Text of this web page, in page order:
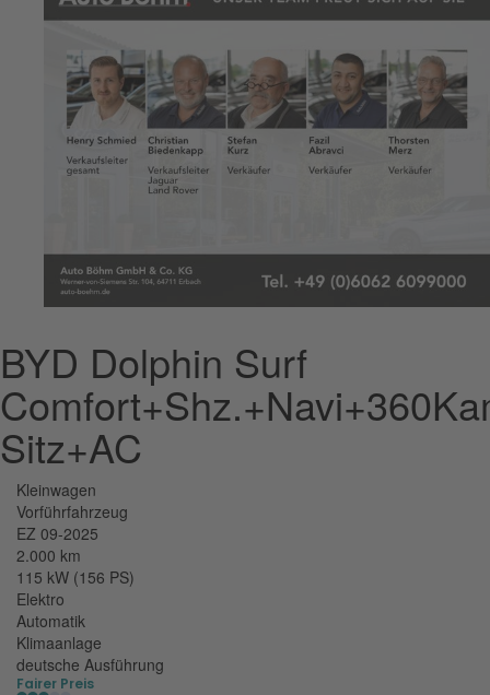
BYD Dolphin Surf
Sitz+AC
Kleinwagen
Vorführfahrzeug
EZ 09-2025
2.000 km
115 kW (156 PS)
Elektro
Automatik
Klimaanlage
deutsche Ausführung
Fairer Preis